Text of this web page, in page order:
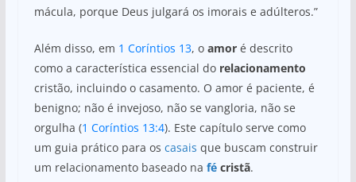
mácula, porque Deus julgará os imorais e adúlteros.”
Além disso, em 1 Coríntios 13, o amoré descrito
como a característica essencial do relacionamento
cristão, incluindo o casamento. O amor é paciente, é
benigno; não é invejoso, não se vangloria, não se
orgulha (1 Coríntios 13:4). Este capítulo serve como
um guia prático para os casais que buscam construir
um relacionamento baseado na fécristã.